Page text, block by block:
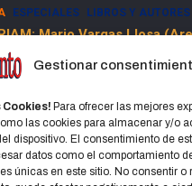
Gestionar
Cookies! Para ofrecer las mejores
las cookies para almacenar y/o
dispositivo. El consentimiento de
datos como el comportamiento
únicas en este sitio. No consentir o
ESPECIALES SOCIEDAD
de la Guerra Flamenca
2025 Jorge Martinez Jorge